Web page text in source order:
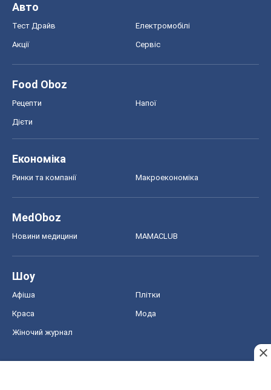
Авто
Тест Драйв Електромобілі
Акції Сервіс
Food Oboz
Рецепти Напої
Дієти
Економіка
Ринки та компанії Макроекономіка
MedOboz
Новини медицини MAMACLUB
Шоу
Афіша Плітки
Краса Мода
Жіночий журнал